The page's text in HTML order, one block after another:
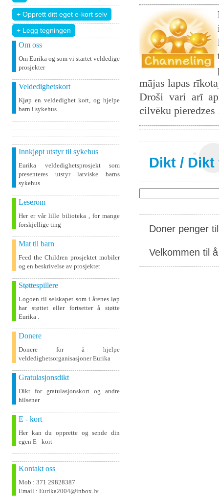
+ Legg tegningen
Om oss
Om Eurika og som vi startet veldedige
prosjekter
Veldedighetskort
Kjøp en veldedighet kort, og hjelpe
barn i sykehus
Innkjøpt utstyr til sykehus
Eurika veldedighetsprosjekt som
presenteres utstyr latviske barns
sykehus
Leserom
Her er vår lille bilioteka , for mange
forskjellige ting
Mat til barn
Feed the Children prosjektet mobiler
og en beskrivelse av prosjektet
Støttespillere
Logoen til selskapet som i årenes løp
har støttet eller fortsetter å støtte
Eurika .
Donere
Donere for å hjelpe
veldedighetsorganisasjoner Eurika
Gratulasjonsdikt
Dikt for gratulasjonskort og andre
hilsener
E - kort
Her kan du opprette og sende din
egen E - kort
Kontakt oss
Mob : 371 29828387
Email : Eurika2004@inbox.lv
mājas lapas
Droši vari arī
cilvēku
Dikt / Dikt
Doner penger
Velkommen til